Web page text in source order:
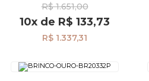
R$ 1.651,00
10x de R$ 133,73
R$ 1.337,31